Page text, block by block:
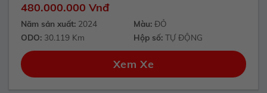
480.000.000 Vnđ
Năm sản xuất:2024 Màu: ĐỎ
ODO:30.119 Km Hộp số: TỰ ĐỘNG
Xem Xe